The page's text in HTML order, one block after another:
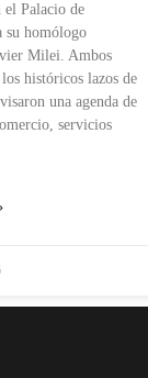
el Palacio de
su homólogo
Milei. Ambos
históricos lazos de
una agenda de
servicios